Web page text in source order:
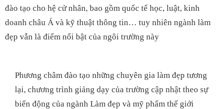
đào tạo cho hệ cử nhân, bao gồm quốc tế học, luật, kinh
doanh châu Á và kỹ thuật thông tin… tuy nhiên ngành làm
đẹp vẫn là điểm nổi bật của ngôi trường này
Phương châm đào tạo những chuyên gia làm đẹp tương
lại, chương trình giảng dạy của trường cập nhật theo sự
biến động của ngành Làm đẹp và mỹ phẩm thế giới